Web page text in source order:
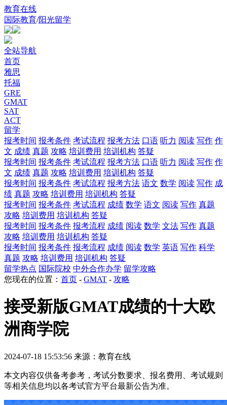
教育在线
国际教育/阳光留学
全站导航
首页
雅思
托福
GRE
GMAT
SAT
ACT
留学
报考时间 报考条件 考试流程 报考方法 口语 听力 阅读 写作 作
文 成绩 真题 攻略 培训费用 培训机构 答疑
报考时间 报考条件 考试流程 报考方法 口语 听力 阅读 写作 作
文 成绩 真题 攻略 培训费用 培训机构 答疑
报考时间 报考条件 考试流程 报考方法 语文 数学 阅读 写作 成
绩 真题 攻略 培训费用 培训机构 答疑
报考时间 报考条件 考试流程 成绩 数学 语文 阅读 写作 真题
攻略 培训费用 培训机构 答疑
报考时间 报考条件 报考流程 成绩 阅读 数学 文法 写作 真题
攻略 培训费用 培训机构 答疑
报考时间 报考条件 报考流程 成绩 阅读 数学 英语 写作 科学
真题 攻略 培训费用 培训机构 答疑
留学热点 国际院校 中外合作办学 留学攻略
您现在的位置： 首页 - GMAT - 攻略
接受新版GMAT成绩的十大欧
洲商学院
2024-07-18 15:53:56 来源：教育在线
本文内容仅供备考参考，考试分数要求、报名费用、考试规则
等相关信息均以各考试官方平台最新公告为准。